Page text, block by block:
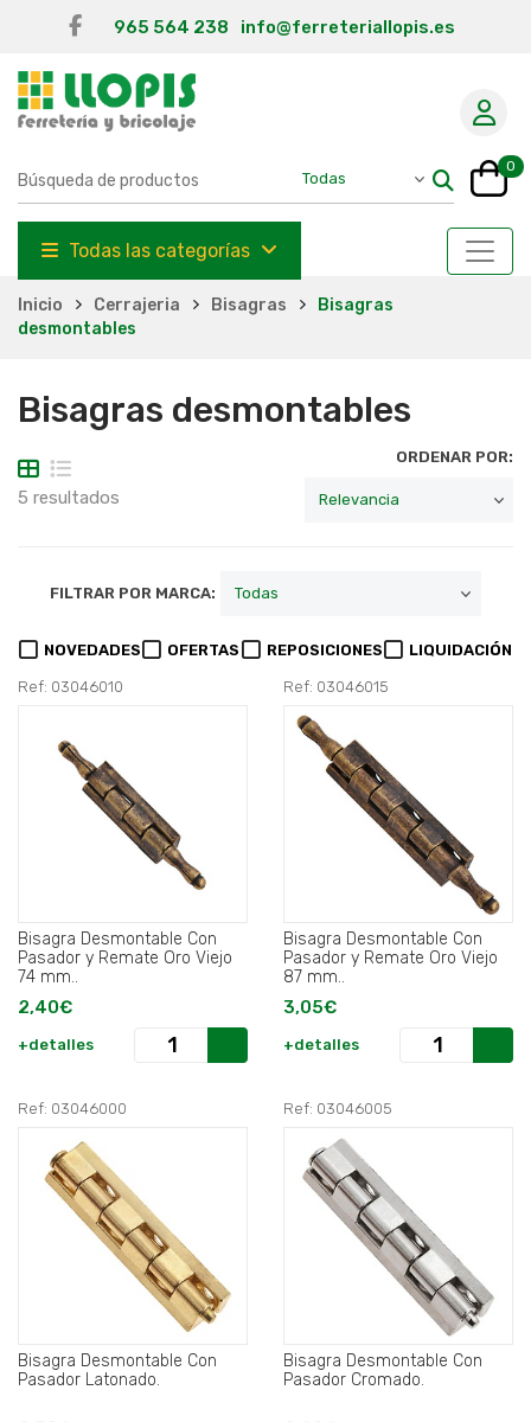
965 564 238 info@ferreteriallopis.es
0
Todas las categorías
Inicio Cerrajeria Bisagras
Bisagras
desmontables
Bisagras desmontables
5 resultados
ORDENAR POR:
FILTRAR POR MARCA:
NOVEDADES OFERTAS REPOSICIONES LIQUIDACIÓN
Ref: 03046010
Bisagra Desmontable Con
Pasador y Remate Oro Viejo
74 mm..
2,40€
+detalles
Ref: 03046015
Bisagra Desmontable Con
Pasador y Remate Oro Viejo
87 mm..
3,05€
+detalles
Ref: 03046000
Bisagra Desmontable Con
Pasador Latonado.
Ref: 03046005
Bisagra Desmontable Con
Pasador Cromado.